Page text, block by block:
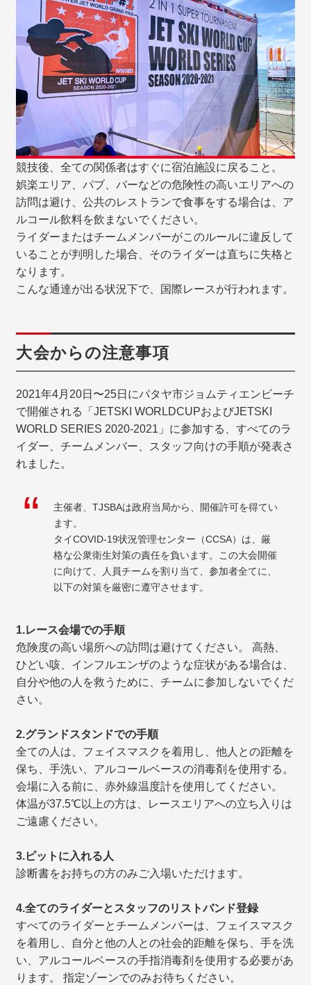
競技後、全ての関係者はすぐに宿泊施設に戻ること。
娯楽エリア、パブ、バーなどの危険性の高いエリアへの
訪問は避け、公共のレストランで食事をする場合は、ア
ルコール飲料を飲まないでください。
ライダーまたはチームメンバーがこのルールに違反して
いることが判明した場合、そのライダーは直ちに失格と
なります。
こんな通達が出る状況下で、国際レースが行われます。
大会からの注意事項
2021年4月20日〜25日にパタヤ市ジョムティエンビーチ
で開催される「JETSKI WORLDCUPおよびJETSKI
WORLD SERIES 2020-2021」に参加する、すべてのラ
イダー、チームメンバー、スタッフ向けの手順が発表さ
れました。
主催者、TJSBAは政府当局から、開催許可を得てい
ます。
タイCOVID-19状況管理センター（CCSA）は、厳
格な公衆衛生対策の責任を負います。この大会開催
に向けて、人員チームを割り当て、参加者全てに、
以下の対策を厳密に遵守させます。
1.レース会場での手順
危険度の高い場所への訪問は避けてください。 高熱、
ひどい咳、インフルエンザのような症状がある場合は、
自分や他の人を救うために、チームに参加しないでくだ
さい。
2.グランドスタンドでの手順
全ての人は、フェイスマスクを着用し、他人との距離を
保ち、手洗い、アルコールベースの消毒剤を使用する。
会場に入る前に、赤外線温度計を使用してください。
体温が37.5℃以上の方は、レースエリアへの立ち入りは
ご遠慮ください。
3.ピットに入れる人
診断書をお持ちの方のみご入場いただけます。
4.全てのライダーとスタッフのリストバンド登録
すべてのライダーとチームメンバーは、フェイスマスク
を着用し、自分と他の人との社会的距離を保ち、手を洗
い、アルコールベースの手指消毒剤を使用する必要があ
ります。 指定ゾーンでのみお待ちください。